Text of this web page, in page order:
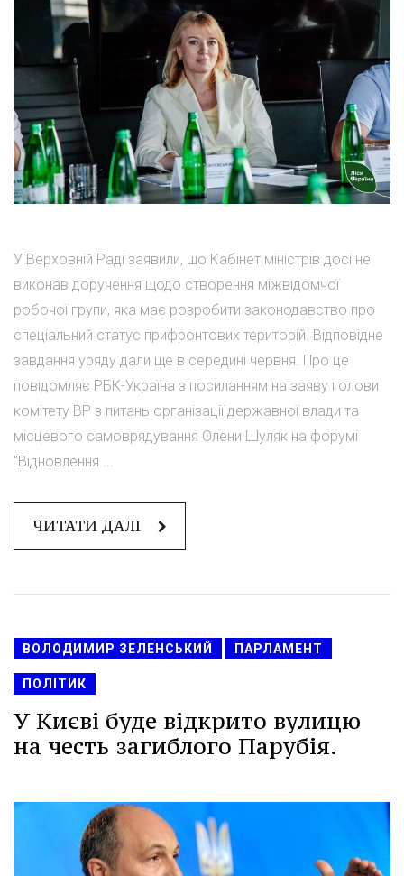
У Верховній Раді заявили, що Кабінет міністрів досі не
виконав доручення щодо створення міжвідомчої
робочої групи, яка має розробити законодавство про
спеціальний статус прифронтових територій. Відповідне
завдання уряду дали ще в середині червня. Про це
повідомляє РБК-Україна з посиланням на заяву голови
комітету ВР з питань організації державної влади та
місцевого самоврядування Олени Шуляк на форумі
"Відновлення ...
ЧИТАТИ ДАЛІ
ВОЛОДИМИР ЗЕЛЕНСЬКИЙ ПАРЛАМЕНТ
ПОЛІТИК
У Києві буде відкрито вулицю
на честь загиблого Парубія.